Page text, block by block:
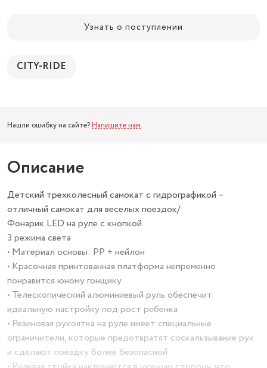
Узнать о поступлении
CITY-RIDE
Нашли ошибку на сайте? Напишите нам.
Описание
Детский трехколесный самокат с гидрографикой –
отличный самокат для веселых поездок/
Фонарик LED на руле с кнопкой.
3 режима света
• Материал основы: PP + нейлон
• Красочная принтованная платформа непременно
понравится юному гонщику
• Телескопический алюминиевый руль обеспечит
идеальную настройку под рост ребенка
• Резиновая рукоятка на руле имеет специальные
ограничители, которые предотвратят соскальзывание рук
и сделают поездку более безопасной